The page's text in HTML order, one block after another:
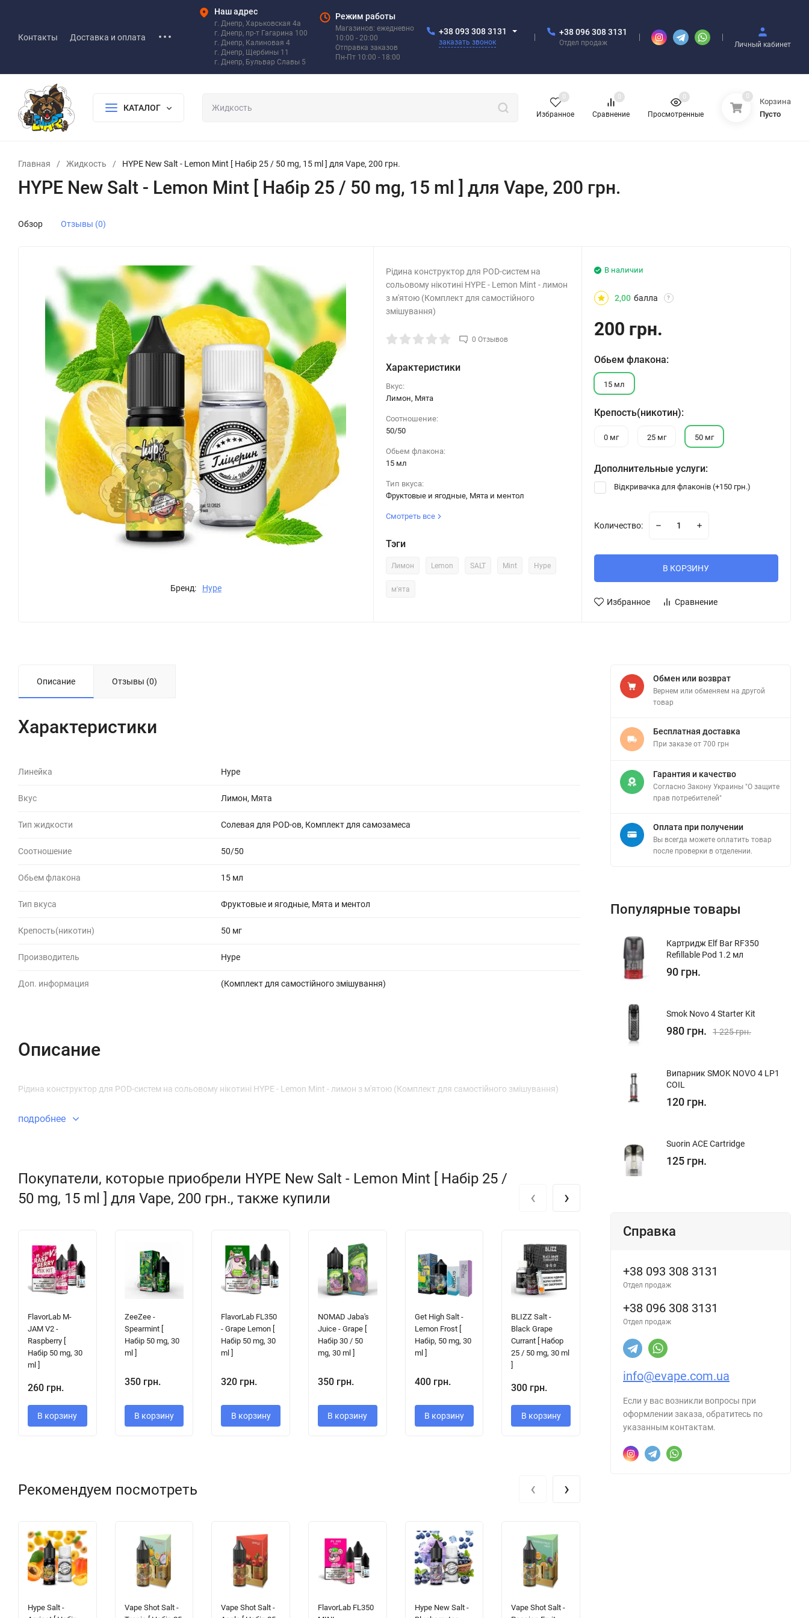
Контакты Доставка и оплата
Наш адрес
г. Днепр, Харьковская 4а
г. Днепр, пр-т Гагарина 100
г. Днепр, Калиновая 4
г. Днепр, Щербины 11
г. Днепр, Бульвар Славы 5
Режим работы
Магазинов: ежедневно
10:00 - 20:00
Отправка заказов
Пн-Пт 10:00 - 18:00
+38 093 308 3131
заказать звонок
+38 096 308 3131
Отдел продаж Личный кабинет
КАТАЛОГ
Избранное
0
Сравнение
0
Просмотренные
0 0
Корзина
Пусто
Главная / Жидкость / HYPE New Salt - Lemon Mint [ Набір 25 / 50 mg, 15 ml ] для Vape, 200 грн.
HYPE New Salt - Lemon Mint [ Набір 25 / 50 mg, 15 ml ] для Vape, 200 грн.
Обзор Отзывы (0)
Бренд: Hype
Рідина конструктор для POD-систем на
сольовому нікотині HYPE - Lemon Mint - лимон
з м'ятою (Комплект для самостійного
змішування)
0 Отзывов
Характеристики
Вкус:
Лимон, Мята
Соотношение:
50/50
Обьем флакона:
15 мл
Тип вкуса:
Фруктовые и ягодные, Мята и ментол
Смотреть все
Тэги
Лимон Lemon SALT Mint Hype
м'ята
В наличии
2,00 балла ?
200 грн.
Обьем флакона:
15 мл
Крепость(никотин):
0 мг 25 мг 50 мг
Дополнительные услуги:
Відкривачка для флаконів (+150 грн.)
Количество:
В КОРЗИНУ
Избранное Сравнение
Описание Отзывы (0)
Характеристики
Линейка Hype
Вкус Лимон, Мята
Тип жидкости Солевая для POD-ов, Комплект для самозамеса
Соотношение 50/50
Обьем флакона 15 мл
Тип вкуса Фруктовые и ягодные, Мята и ментол
Крепость(никотин) 50 мг
Производитель Hype
Доп. информация (Комплект для самостійного змішування)
Описание
Рідина конструктор для POD-систем на сольовому нікотині HYPE - Lemon Mint - лимон з м'ятою (Комплект для самостійного змішування)
подробнее
Покупатели, которые приобрели HYPE New Salt - Lemon Mint [ Набір 25 /
50 mg, 15 ml ] для Vape, 200 грн., также купили
FlavorLab M-
JAM V2 -
Raspberry [
Набір 50 mg, 30
ml ]
260 грн.
В корзину
ZeeZee -
Spearmint [
Набір 50 mg, 30
ml ]
350 грн.
В корзину
FlavorLab FL350
- Grape Lemon [
Набір 50 mg, 30
ml ]
320 грн.
В корзину
NOMAD Jaba's
Juice - Grape [
Набір 30 / 50
mg, 30 ml ]
350 грн.
В корзину
Get High Salt -
Lemon Frost [
Набір, 50 mg, 30
ml ]
400 грн.
В корзину
BLIZZ Salt -
Black Grape
Currant [ Набор
25 / 50 mg, 30 ml
]
300 грн.
В корзину
Mango Grape [
Набір 25 / 50
mg, 30 ml ]
350 грн.
В корзину
280 грн.
В корзину
‹ ›
Рекомендуем посмотреть
Hype Salt -
Vape Shot Salt -
Vape Shot Salt -
FlavorLab FL350
Hype New Salt -
Vape Shot Salt -
‹ ›
Обмен или возврат
Вернем или обменяем на другой
товар
Бесплатная доставка
При заказе от 700 грн
Гарантия и качество
Согласно Закону Украины "О защите
прав потребителей"
Оплата при получении
Вы всегда можете оплатить товар
после проверки в отделении.
Популярные товары
Картридж Elf Bar RF350
Refillable Pod 1.2 мл
90 грн.
Smok Novo 4 Starter Kit
980 грн. 1 225 грн.
Випарник SMOK NOVO 4 LP1
COIL
120 грн.
Suorin ACE Cartridge
125 грн.
Справка
+38 093 308 3131
Отдел продаж
+38 096 308 3131
Отдел продаж
info@evape.com.ua
Если у вас возникли вопросы при
оформлении заказа, обратитесь по
указанным контактам.